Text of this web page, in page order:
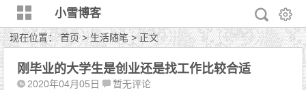
小雪博客
现在位置：首页>生活随笔> 正文
刚毕业的大学生是创业还是找工作比较合适
2020年04月05日 暂无评论